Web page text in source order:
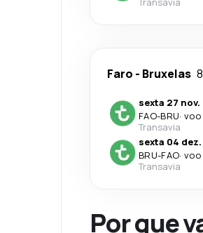
Faro - Bruxelas
sexta 27 nov.
FAO-BRU·
Transavia
sexta 04 dez.
BRU-FAO·
Transavia
Por que